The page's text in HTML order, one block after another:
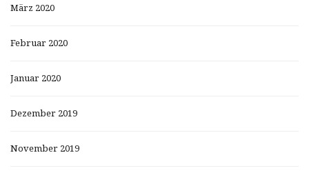
März 2020
Februar 2020
Januar 2020
Dezember 2019
November 2019